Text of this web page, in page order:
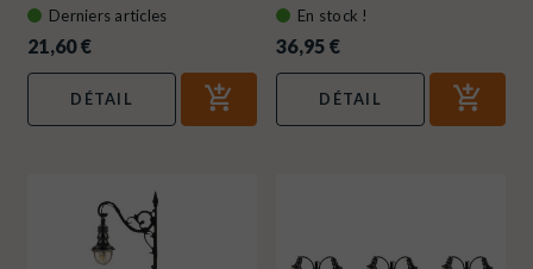
Derniers articles
21,60 €
DÉTAIL
En stock !
36,95 €
DÉTAIL